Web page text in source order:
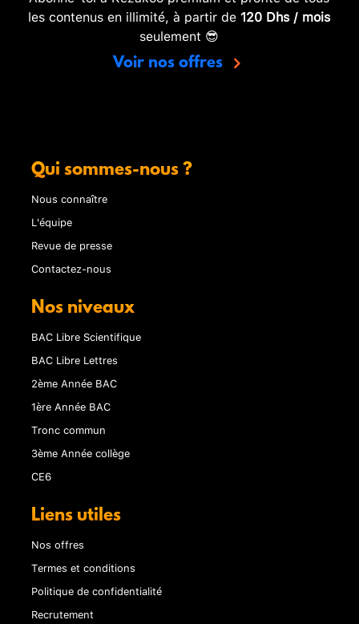
les contenus en illimité, à partir de 120 Dhs / mois
seulement 😎
Voir nos offres
Qui sommes-nous ?
Nous connaître
L'équipe
Revue de presse
Contactez-nous
Nos niveaux
BAC Libre Scientifique
BAC Libre Lettres
2ème Année BAC
1ère Année BAC
Tronc commun
3ème Année collège
CE6
Liens utiles
Nos offres
Termes et conditions
Politique de confidentialité
Recrutement